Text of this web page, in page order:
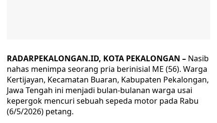
RADARPEKALONGAN.ID, KOTA PEKALONGAN – Nasib
nahas menimpa seorang pria berinisial ME (56). Warga
Kertijayan, Kecamatan Buaran, Kabupaten Pekalongan,
Jawa Tengah ini menjadi bulan-bulanan warga usai
kepergok mencuri sebuah sepeda motor pada Rabu
(6/5/2026) petang.